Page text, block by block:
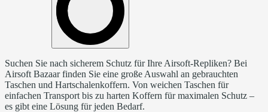
Suchen Sie nach sicherem Schutz für Ihre Airsoft-Repliken? Bei
Airsoft Bazaar finden Sie eine große Auswahl an gebrauchten
Taschen und Hartschalenkoffern. Von weichen Taschen für
einfachen Transport bis zu harten Koffern für maximalen Schutz –
es gibt eine Lösung für jeden Bedarf.